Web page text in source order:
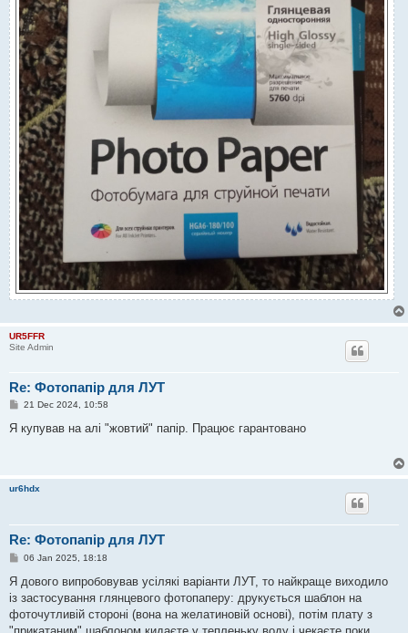
UR5FFR
Site Admin
Re: Фотопапір для ЛУТ
P
s
21 Dec 2024, 10:58
Я купував на алі "жовтий" папір. Працює гарантовано
ur6hdx
Re: Фотопапір для ЛУТ
P
s
t
06 Jan 2025, 18:18
Я дового випробовував усілякі варіанти ЛУТ, то найкраще виходило
із застосування глянцевого фотопаперу: друкується шаблон на
фоточутливій стороні (вона на желатиновій основі), потім плату з